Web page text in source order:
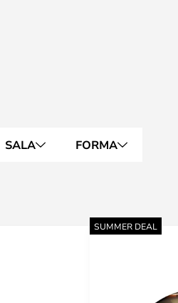
SALA FORMA
SUMMER DEAL